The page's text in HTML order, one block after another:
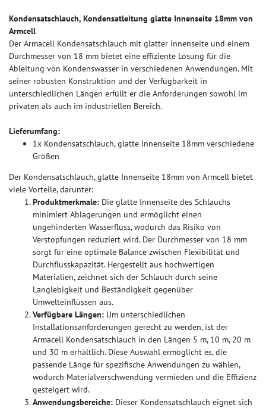
Kondensatschlauch, Kondensatleitung glatte Innenseite 18mm von
Armcell
Der Armacell Kondensatschlauch mit glatter Innenseite und einem
Durchmesser von 18 mm bietet eine effiziente Lösung für die
Ableitung von Kondenswasser in verschiedenen Anwendungen. Mit
seiner robusten Konstruktion und der Verfügbarkeit in
unterschiedlichen Längen erfüllt er die Anforderungen sowohl im
privaten als auch im industriellen Bereich.
Lieferumfang:
1x Kondensatschlauch, glatte Innenseite 18mm verschiedene
Größen
Der Kondensatschlauch, glatte Innenseite 18mm von Armcell bietet
viele Vorteile, darunter:
Produktmerkmale: Die glatte Innenseite des Schlauchs
minimiert Ablagerungen und ermöglicht einen
ungehinderten Wasserfluss, wodurch das Risiko von
Verstopfungen reduziert wird. Der Durchmesser von 18 mm
sorgt für eine optimale Balance zwischen Flexibilität und
Durchflusskapazität. Hergestellt aus hochwertigen
Materialien, zeichnet sich der Schlauch durch seine
Langlebigkeit und Beständigkeit gegenüber
Umwelteinflüssen aus.
Verfügbare Längen: Um unterschiedlichen
Installationsanforderungen gerecht zu werden, ist der
Armacell Kondensatschlauch in den Längen 5 m, 10 m, 20 m
und 30 m erhältlich. Diese Auswahl ermöglicht es, die
passende Länge für spezifische Anwendungen zu wählen,
wodurch Materialverschwendung vermieden und die Effizienz
gesteigert wird.
Anwendungsbereiche: Dieser Kondensatschlauch eignet sich